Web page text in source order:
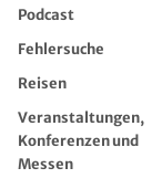
Podcast
Fehlersuche
Reisen
Veranstaltungen,
Konferenzen und
Messen